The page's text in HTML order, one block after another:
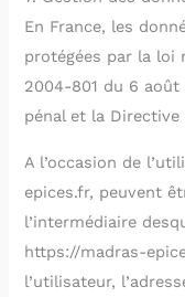
En France, les
protégées par la loi
2004-801 du 6 août
pénal et la
A l’occasion de
epices.fr, peuvent
l’intermédiaire
https://madras-
l’utilisateur,